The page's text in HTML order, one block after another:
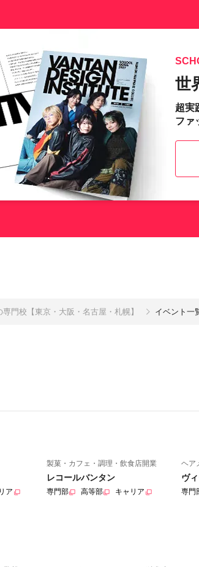
世
超実
ファ
門校【東京・大阪・名古屋・札幌】 イベント一
ア
製菓・カフェ・調理・飲食店開業
レコールバンタン
専門部 高等部 キャリア
ヘア
ヴ
専門